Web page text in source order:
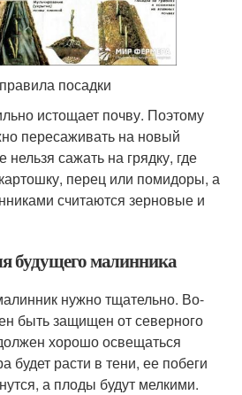
посадки
истощает почву. Поэтому
пересаживать на новый
нельзя сажать на грядку, где
перец или помидоры, а
считаются зерновые и
будущего малинника
нужно тщательно. Во-
быть защищен от северного
хорошо освещаться
будет расти в тени, ее побеги
а плоды будут мелкими.